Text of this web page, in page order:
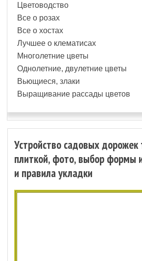
Цветоводство
Все о розах
Все о хостах
Лучшее о клематисах
Многолетние цветы
Однолетние, двулетние цветы
Вьющиеся, злаки
Выращивание рассады цветов
Устройство садовых дорожек
плиткой, фото, выбор формы
и правила укладки